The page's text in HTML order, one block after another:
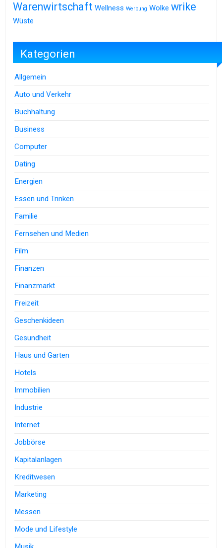
Warenwirtschaft Wellness Werbung Wolke wrike
Wüste
Kategorien
Allgemein
Auto und Verkehr
Buchhaltung
Business
Computer
Dating
Energien
Essen und Trinken
Familie
Fernsehen und Medien
Film
Finanzen
Finanzmarkt
Freizeit
Geschenkideen
Gesundheit
Haus und Garten
Hotels
Immobilien
Industrie
Internet
Jobbörse
Kapitalanlagen
Kreditwesen
Marketing
Messen
Mode und Lifestyle